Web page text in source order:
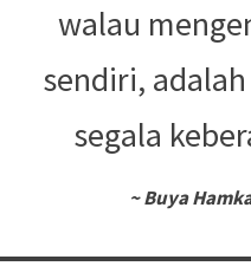
walau
sendiri,
segala
~Buya